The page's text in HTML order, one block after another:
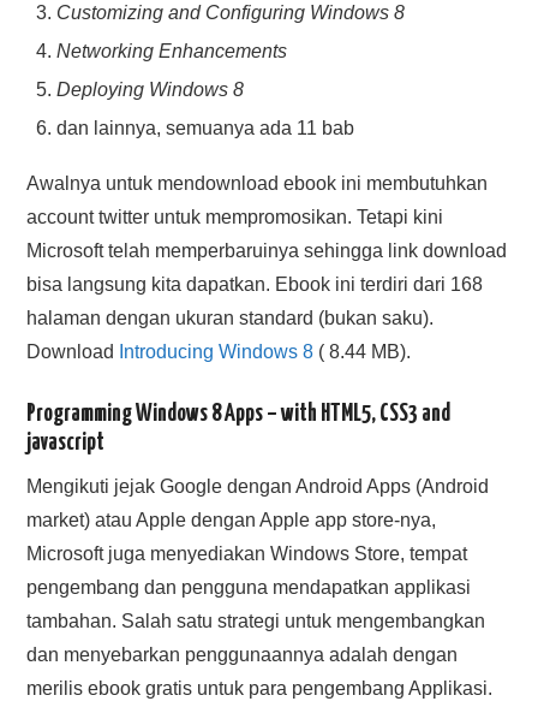
Customizing and Configuring Windows 8
Networking Enhancements
Deploying Windows 8
dan lainnya, semuanya ada 11 bab
Awalnya untuk mendownload ebook ini membutuhkan
account twitter untuk mempromosikan. Tetapi kini
Microsoft telah memperbaruinya sehingga link download
bisa langsung kita dapatkan. Ebook ini terdiri dari 168
halaman dengan ukuran standard (bukan saku).
Download
Introducing Windows 8 ( 8.44 MB).
Programming Windows 8 Apps – with HTML5, CSS3 and
javascript
Mengikuti jejak Google dengan Android Apps (Android
market) atau Apple dengan Apple app store-nya,
Microsoft juga menyediakan Windows Store, tempat
pengembang dan pengguna mendapatkan applikasi
tambahan. Salah satu strategi untuk mengembangkan
dan menyebarkan penggunaannya adalah dengan
merilis ebook gratis untuk para pengembang Applikasi.